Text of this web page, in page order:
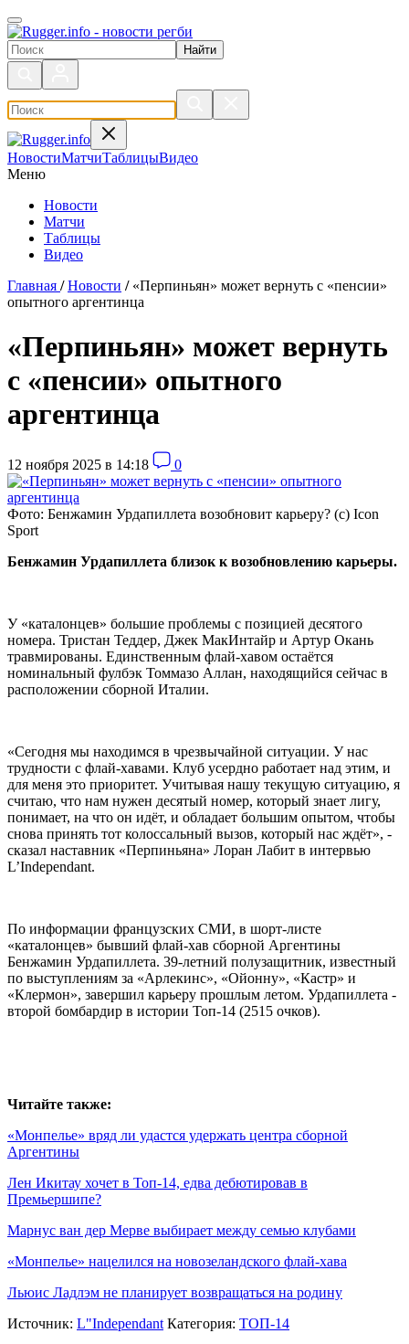
Поиск по сайту
НовостиМатчиТаблицыВидео
Меню
Новости
Матчи
Таблицы
Видео
Главная / Новости / «Перпиньян» может вернуть с «пенсии»
опытного аргентинца
«Перпиньян» может вернуть
с «пенсии» опытного
аргентинца
12 ноября 2025 в 14:18 0
Фото: Бенжамин Урдапиллета возобновит карьеру? (c) Icon
Sport
Бенжамин Урдапиллета близок к возобновлению карьеры.
У «каталонцев» большие проблемы с позицией десятого
номера. Тристан Теддер, Джек МакИнтайр и Артур Окань
травмированы. Единственным флай-хавом остаётся
номинальный фулбэк Томмазо Аллан, находящийся сейчас в
расположении сборной Италии.
«Сегодня мы находимся в чрезвычайной ситуации. У нас
трудности с флай-хавами. Клуб усердно работает над этим, и
для меня это приоритет. Учитывая нашу текущую ситуацию, я
считаю, что нам нужен десятый номер, который знает лигу,
понимает, на что он идёт, и обладает большим опытом, чтобы
снова принять тот колоссальный вызов, который нас ждёт», -
сказал наставник «Перпиньяна» Лоран Лабит в интервью
L’Independant.
По информации французских СМИ, в шорт-листе
«каталонцев» бывший флай-хав сборной Аргентины
Бенжамин Урдапиллета. 39-летний полузащитник, известный
по выступлениям за «Арлекинс», «Ойонну», «Кастр» и
«Клермон», завершил карьеру прошлым летом. Урдапиллета -
второй бомбардир в истории Топ-14 (2515 очков).
Читайте также:
«Монпелье» вряд ли удастся удержать центра сборной
Аргентины
Лен Икитау хочет в Топ-14, едва дебютировав в
Премьершипе?
Марнус ван дер Мерве выбирает между семью клубами
«Монпелье» нацелился на новозеландского флай-хава
Льюис Ладлэм не планирует возвращаться на родину
Источник: L"Independant Категория: ТОП-14